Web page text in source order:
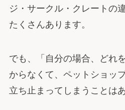
ジ・サークル・クレートの
たくさんあります。
でも、「自分の場合、どれ
からなくて、ペットショッ
立ち止まってしまうことは